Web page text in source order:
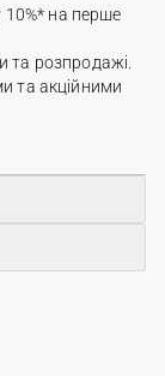
10%* на перше
та розпродажі.
та акційними